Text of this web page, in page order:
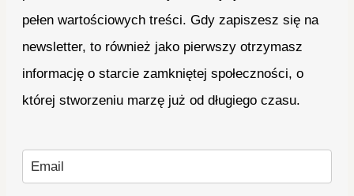
pełen wartościowych treści. Gdy zapiszesz się na
newsletter, to również jako pierwszy otrzymasz
informację o starcie zamkniętej społeczności, o
której stworzeniu marzę już od długiego czasu.